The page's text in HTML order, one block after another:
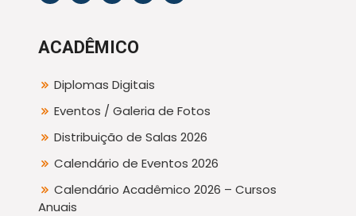
ACADÊMICO
Diplomas Digitais
Eventos / Galeria de Fotos
Distribuição de Salas 2026
Calendário de Eventos 2026
Calendário Acadêmico 2026 – Cursos
Anuais